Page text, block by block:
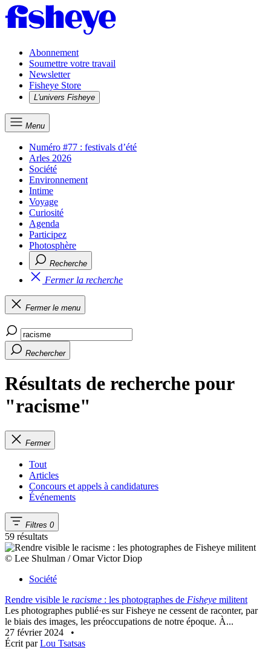
Abonnement
Soumettre votre travail
Newsletter
Fisheye Store
L'univers Fisheye
Menu
Numéro #77 : festivals d’été
Arles 2026
Société
Environnement
Intime
Voyage
Curiosité
Agenda
Participez
Photosphère
Recherche
Fermer la recherche
Fermer le menu
Rechercher
Résultats de recherche pour
"racisme"
Fermer
Tout
Articles
Concours et appels à candidatures
Événements
Filtres 0
59 résultats
© Lee Shulman / Omar Victor Diop
Société
Rendre visible le racisme : les photographes de Fisheye militent
Les photographes publié·es sur Fisheye ne cessent de raconter, par
le biais des images, les préoccupations de notre époque. À...
27 février 2024
•
Écrit parLou Tsatsas